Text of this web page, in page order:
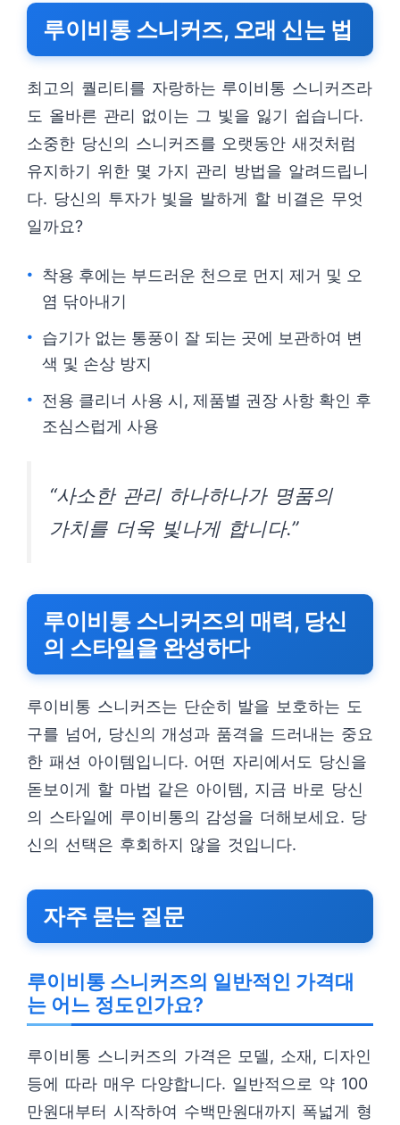
루이비통 스니커즈, 오래 신는 법
최고의 퀄리티를 자랑하는 루이비통 스니커즈라
도 올바른 관리 없이는 그 빛을 잃기 쉽습니다.
소중한 당신의 스니커즈를 오랫동안 새것처럼
유지하기 위한 몇 가지 관리 방법을 알려드립니
다. 당신의 투자가 빛을 발하게 할 비결은 무엇
일까요?
착용 후에는 부드러운 천으로 먼지 제거 및 오
염 닦아내기
습기가 없는 통풍이 잘 되는 곳에 보관하여 변
색 및 손상 방지
전용 클리너 사용 시, 제품별 권장 사항 확인 후
조심스럽게 사용
“사소한 관리 하나하나가 명품의
가치를 더욱 빛나게 합니다.”
루이비통 스니커즈의 매력, 당신
의 스타일을 완성하다
루이비통 스니커즈는 단순히 발을 보호하는 도
구를 넘어, 당신의 개성과 품격을 드러내는 중요
한 패션 아이템입니다. 어떤 자리에서도 당신을
돋보이게 할 마법 같은 아이템, 지금 바로 당신
의 스타일에 루이비통의 감성을 더해보세요. 당
신의 선택은 후회하지 않을 것입니다.
자주 묻는 질문
루이비통 스니커즈의 일반적인 가격대
는 어느 정도인가요?
루이비통 스니커즈의 가격은 모델, 소재, 디자인
등에 따라 매우 다양합니다. 일반적으로 약 100
만원대부터 시작하여 수백만원대까지 폭넓게 형